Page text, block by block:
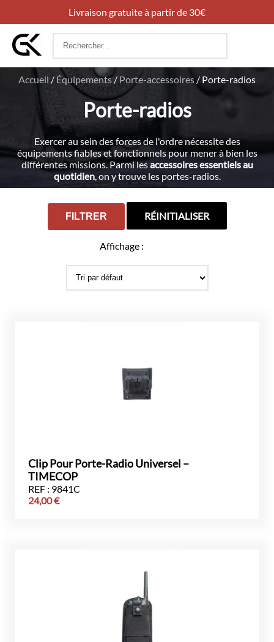
Livraison gratuite à partir de 30€
Rechercher
Accueil / Équipements/ Porte-accessoires / Porte-radios
Porte-radios
Exercer au sein des forces de l'ordre nécessite des
équipements fiables et fonctionnels pour mener à bien les
différentes missions. Parmi lesaccessoires essentiels au
quotidien, on y trouve les portes-radios.
FILTRER RÉINITIALISER
Affichage :
Clip Pour Porte-Radio Universel –
TIMECOP
REF : 9841C
24,00€